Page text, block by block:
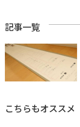
記事一覧
こちらもオススメ